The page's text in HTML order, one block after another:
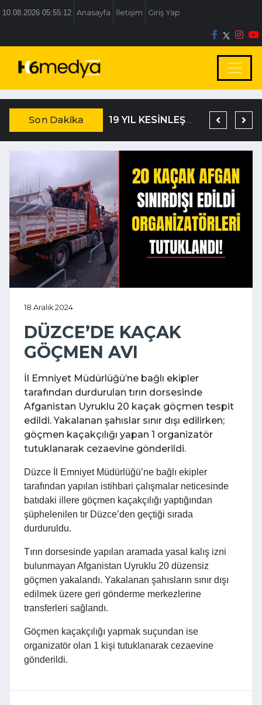
10.08.2026 05:55:13 Anasayfa İletişim Giriş Yap
Son Dakika 19 YIL KESİNLEŞMİŞ HAPİS CEZASIYLA ARANIYORDU
18 Aralık 2024
DÜZCE’DE KAÇAK
GÖÇMEN AVI
İl Emniyet Müdürlüğü’ne bağlı ekipler
tarafından durdurulan tırın dorsesinde
Afganistan Uyruklu 20 kaçak göçmen tespit
edildi. Yakalanan şahıslar sınır dışı edilirken;
göçmen kaçakçılığı yapan 1 organizatör
tutuklanarak cezaevine gönderildi.
Düzce İl Emniyet Müdürlüğü’ne bağlı ekipler
tarafından yapılan istihbari çalışmalar neticesinde
batıdaki illere göçmen kaçakçılığı yaptığından
şüphelenilen tır Düzce’den geçtiği sırada
durduruldu.
Tırın dorsesinde yapılan aramada yasal kalış izni
bulunmayan Afganistan Uyruklu 20 düzensiz
göçmen yakalandı. Yakalanan şahısların sınır dışı
edilmek üzere geri gönderme merkezlerine
transferleri sağlandı.
Göçmen kaçakçılığı yapmak suçundan ise
organizatör olan 1 kişi tutuklanarak cezaevine
gönderildi.